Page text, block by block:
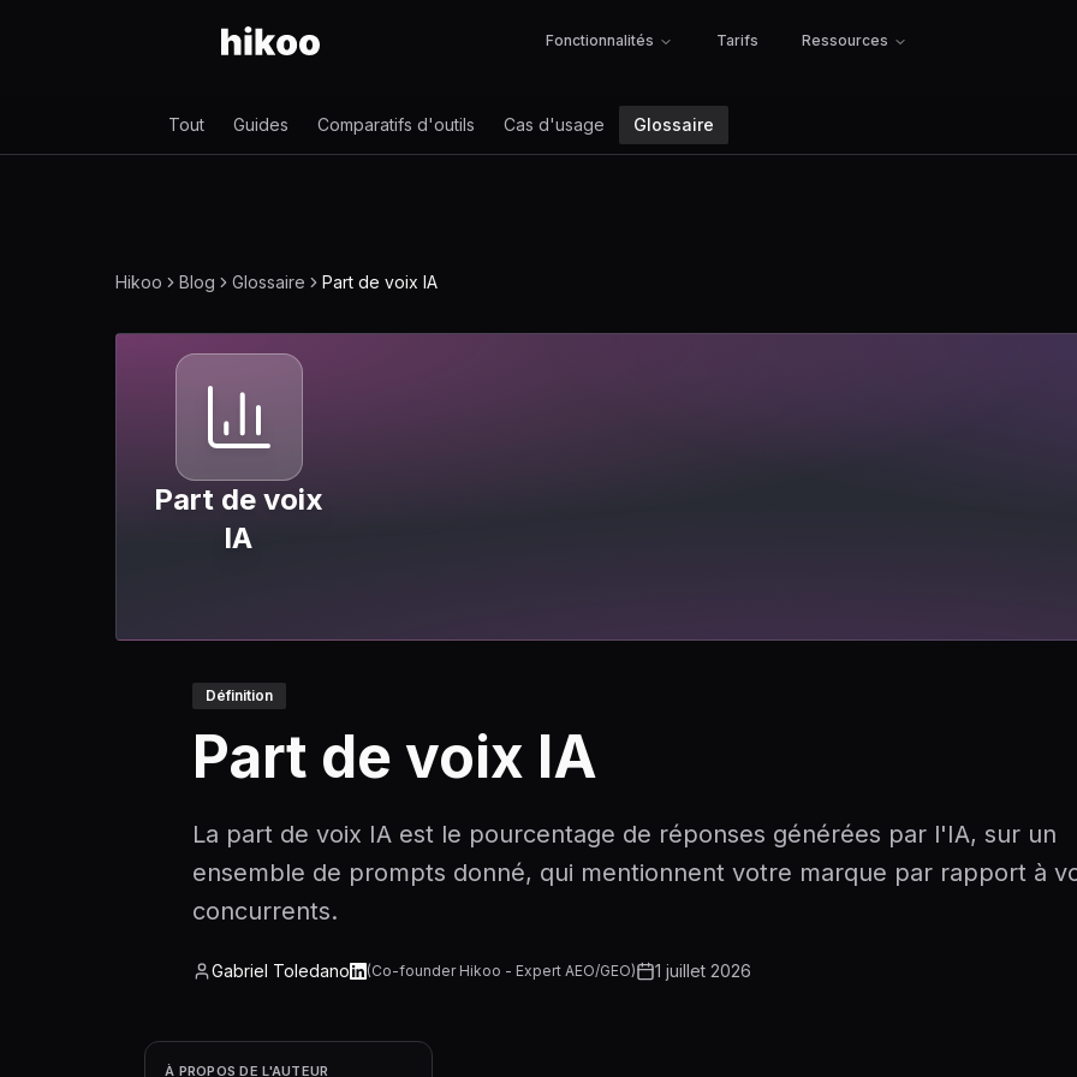
Fonctionnalités Tarifs Ressources
Tout Guides Comparatifs d'outils Cas d'usage Glossaire
Hikoo Blog Glossaire Part de voix IA
Part de voix
IA
Définition
Part de voix IA
La part de voix IA est le pourcentage de réponses générées par l'IA, sur un
ensemble de prompts donné, qui mentionnent votre marque par rapport à
concurrents.
Gabriel Toledano (Co-founder Hikoo - Expert AEO/GEO) 1 juillet 2026
À PROPOS DE L'AUTEUR